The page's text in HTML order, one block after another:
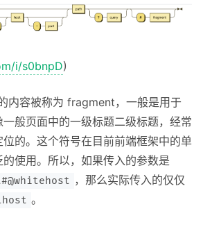
i/s0bnpD)
内容被称为 fragment，一般是用于
般页面中的一级标题二级标题，经常
的。这个符号在目前前端框架中的单
使用。所以，如果传入的参数是
，那么实际传入的仅仅
。